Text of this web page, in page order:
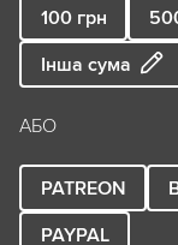
100 грн
Інша сума
АБО
PATREON
PAYPAL